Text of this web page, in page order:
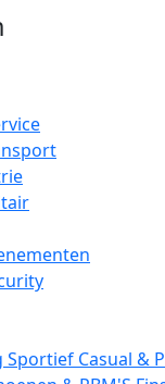
Sportief Casual &